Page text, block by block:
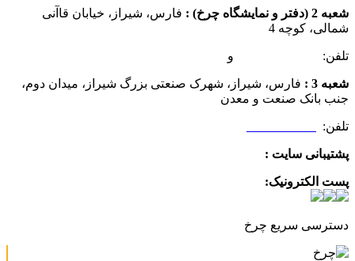
شعبه 2 (دفتر و نمایشگاه چرخ) :
فارس، شیراز، خیابان قاآنی
شمالی، کوچه 4
تلفن: و
شعبه 3 :
فارس، شیراز، شهرک صنعتی بزرگ شیراز، میدان دوم،
جنب بانک صنعت و معدن
تلفن:
پشتیبانی سایت :
پست الکترونیک:
دسترسی سریع چرخ